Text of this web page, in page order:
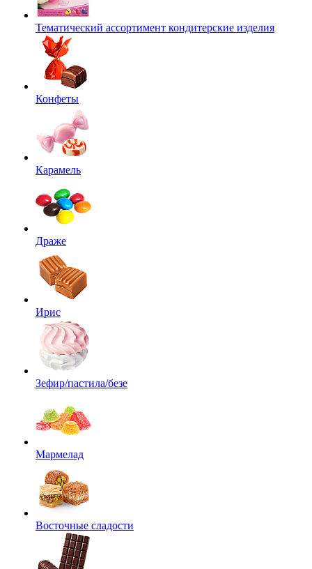
Тематический ассортимент кондитерские изделия
Конфеты
Карамель
Драже
Ирис
Зефир/пастила/безе
Мармелад
Восточные сладости